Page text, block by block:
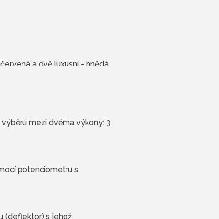
a dvě luxusní - hnědá
mezi dvěma výkony: 3
potenciometru s
(deflektor) s jehož